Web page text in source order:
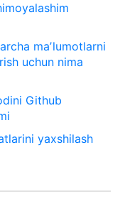
maʼlumotlarni
uchun nima
Github
yaxshilash